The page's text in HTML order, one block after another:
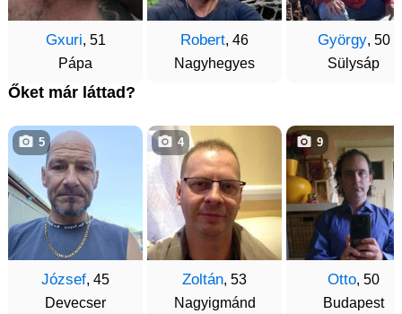
Gxuri, 51
Pápa
Robert, 46
Nagyhegyes
György, 50
Sülysáp
Őket már láttad?
József, 45
Devecser
5
Zoltán, 53
Nagyigmánd
4
Otto, 50
Budapest
9